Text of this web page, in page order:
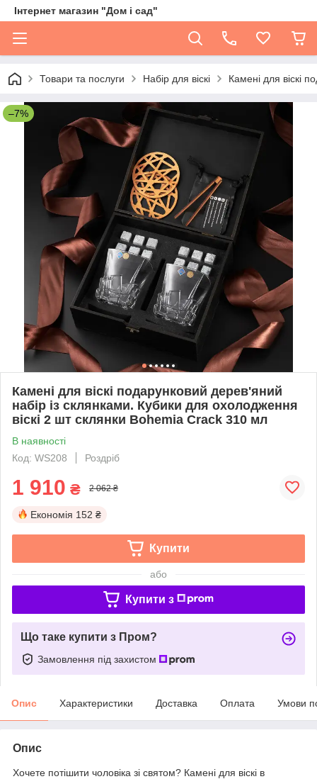
Інтернет магазин "Дом і сад"
Товари та послуги Набір для віскі Камені для віскі
–7%
Камені для віскі подарунковий дерев'яний
набір із склянками. Кубики для охолодження
віскі 2 шт склянки Bohemia Crack 310 мл
В наявності
Код: WS208
Роздріб
1 910 ₴ 2 062 ₴
Економія 152 ₴
Купити
або
Купити з
Що таке купити з Пром?
Замовлення під захистом
Опис Характеристики Доставка Оплата Умови
Опис
Хочете потішити чоловіка зі святом? Камені для віскі в